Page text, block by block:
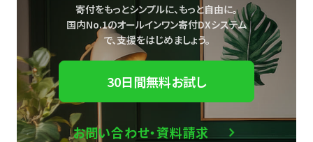
寄付をもっとシンプルに、もっと自由に。
国内No.1のオールインワン寄付DXシステム
で、支援をはじめましょう。
30日間無料お試し
お問い合わせ・資料請求